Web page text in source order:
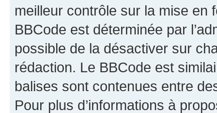
meilleur contrôle sur la mise en
BBCode est déterminée par
possible de la désactiver sur
rédaction. Le BBCode est
balises sont contenues entre
Pour plus d’informations à